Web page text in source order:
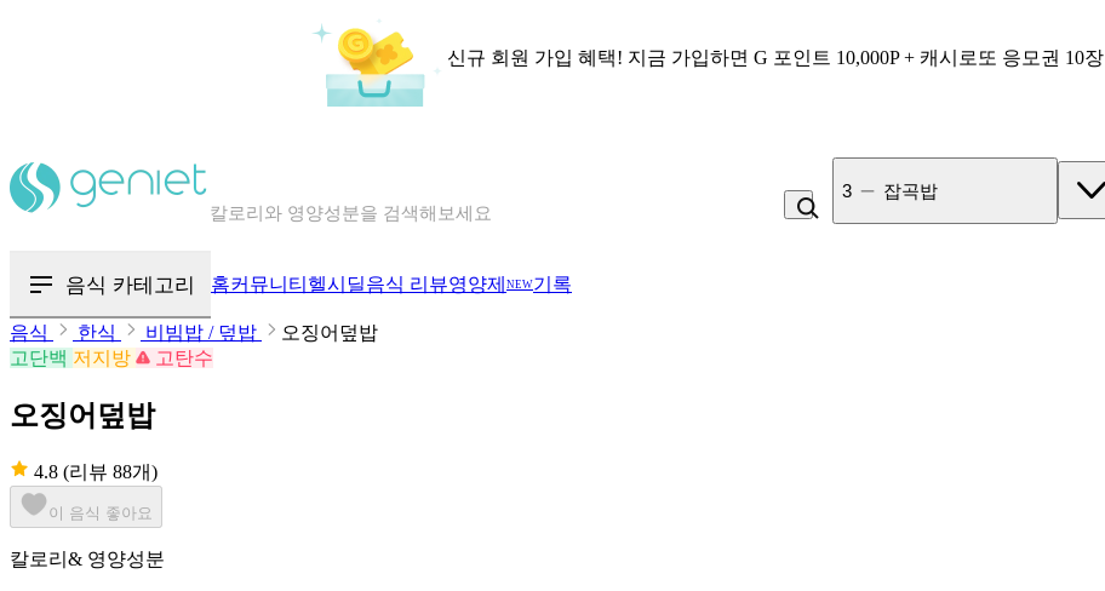
신규 회원 가입 혜택! 지금 가입하면 G 포인트 10,000P + 캐시로또 응모권 10장
칼로리와 영양성분을 검색해보세요
4 비_플레인 쿽
음식 카테고리 홈커뮤니티 헬시딜음식 리뷰영양제 NEW기록
음식 한식 비빔밥 / 덮밥
오징어덮밥
고단백 저지방 고탄수
오징어덮밥
4.8 (리뷰 88개)
이 음식 좋아요
칼로리& 영양성분